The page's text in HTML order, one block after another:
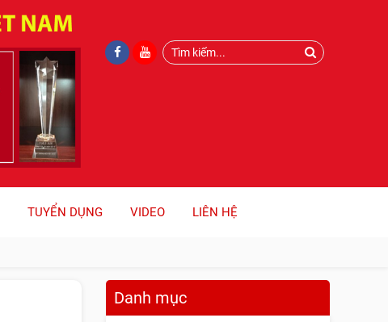
TUYỂN DỤNG VIDEO LIÊN HỆ
Danh mục